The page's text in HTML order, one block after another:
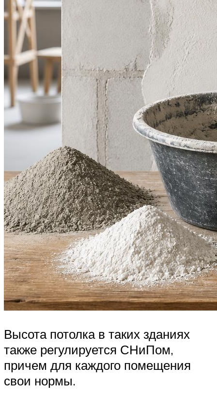
Высота потолка в таких зданиях
также регулируется СНиПом,
причем для каждого помещения
свои нормы.